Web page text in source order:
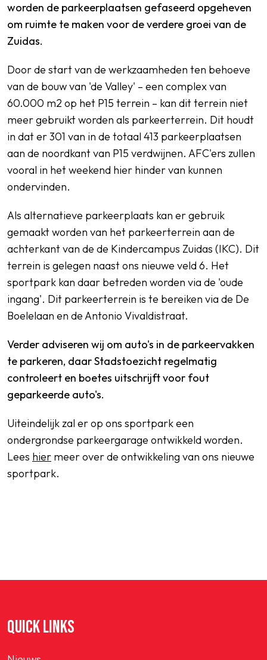
worden de parkeerplaatsen gefaseerd opgeheven
om ruimte te maken voor de verdere groei van de
Zuidas.
Door de start van de werkzaamheden ten behoeve
van de bouw van 'de Valley' – een complex van
60.000 m2 op het P15 terrein – kan dit terrein niet
meer gebruikt worden als parkeerterrein. Dit houdt
in dat er 301 van in de totaal 413 parkeerplaatsen
aan de noordkant van P15 verdwijnen. AFC'ers zullen
vooral in het weekend hier hinder van kunnen
ondervinden.
Als alternatieve parkeerplaats kan er gebruik
gemaakt worden van het parkeerterrein aan de
achterkant van de de Kindercampus Zuidas (IKC). Dit
terrein is gelegen naast ons nieuwe veld 6. Het
sportpark kan daar betreden worden via de 'oude
ingang'. Dit parkeerterrein is te bereiken via de De
Boelelaan en de Antonio Vivaldistraat.
Verder adviseren wij om auto's in de parkeervakken
te parkeren, daar Stadstoezicht regelmatig
controleert en boetes uitschrijft voor fout
geparkeerde auto's.
Uiteindelijk zal er op ons sportpark een
ondergrondse parkeergarage ontwikkeld worden.
Lees hier meer over de ontwikkeling van ons nieuwe
sportpark.
QUICK LINKS